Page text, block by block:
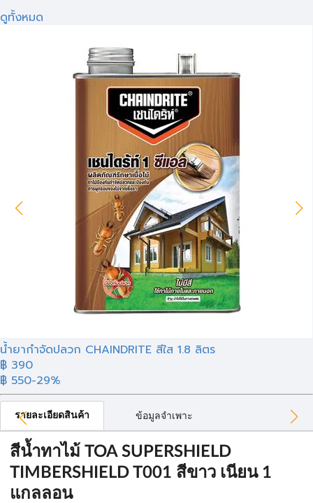
ดูทั้งหมด
น้ำยากำจัดปลวก CHAINDRITE สีใส 1.8 ลิตร
฿ 390
฿ 550-29%
รายละเอียดสินค้า ข้อมูลจำเพาะ
สีน้ำทาไม้ TOA SUPERSHIELD
TIMBERSHIELD T001 สีขาว เนียน 1
แกลลอน